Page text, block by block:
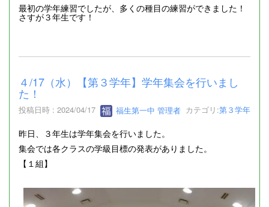
最初の学年練習でしたが、多くの種目の練習ができました！
さすが３年生です！
４/17（水）【第３学年】学年集会を行いまし
た！
投稿日時 : 2024/04/17 福生第一中 管理者 カテゴリ:第３学年
昨日、３年生は学年集会を行いました。
集会では各クラスの学級目標の発表がありました。
【１組】